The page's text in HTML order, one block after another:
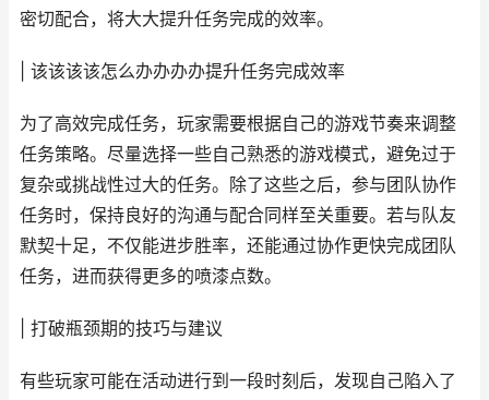
密切配合，将大大提升任务完成的效率。
| 该该该该怎么办办办办提升任务完成效率
为了高效完成任务，玩家需要根据自己的游戏节奏来调整
任务策略。尽量选择一些自己熟悉的游戏模式，避免过于
复杂或挑战性过大的任务。除了这些之后，参与团队协作
任务时，保持良好的沟通与配合同样至关重要。若与队友
默契十足，不仅能进步胜率，还能通过协作更快完成团队
任务，进而获得更多的喷漆点数。
| 打破瓶颈期的技巧与建议
有些玩家可能在活动进行到一段时刻后，发现自己陷入了